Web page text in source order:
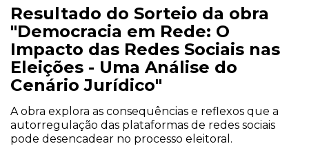
Resultado do Sorteio da obra
"Democracia em Rede: O
Impacto das Redes Sociais nas
Eleições - Uma Análise do
Cenário Jurídico"
A obra explora as consequências e reflexos que a
autorregulação das plataformas de redes sociais
pode desencadear no processo eleitoral.